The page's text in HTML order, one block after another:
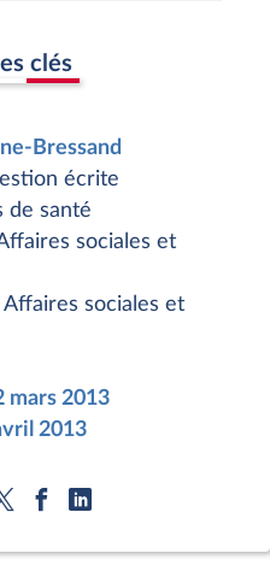
clés
Bressand
écrite
de santé
sociales et
Affaires sociales et
mars 2013
2013